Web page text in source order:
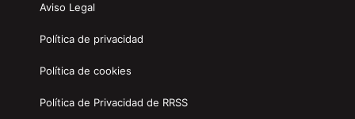
Aviso Legal
Política de privacidad
Política de cookies
Política de Privacidad de RRSS